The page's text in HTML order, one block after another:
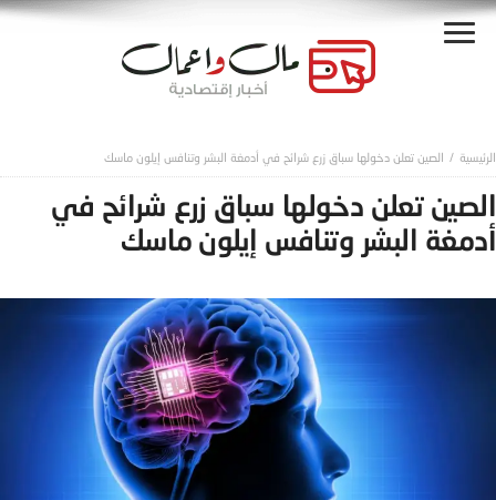
الصين تعلن دخولها سباق زرع شرائح في أدمغة البشر وتنافس إيلون ماسك
الصين تعلن دخولها سباق زرع شرائح في
أدمغة البشر وتنافس إيلون ماسك